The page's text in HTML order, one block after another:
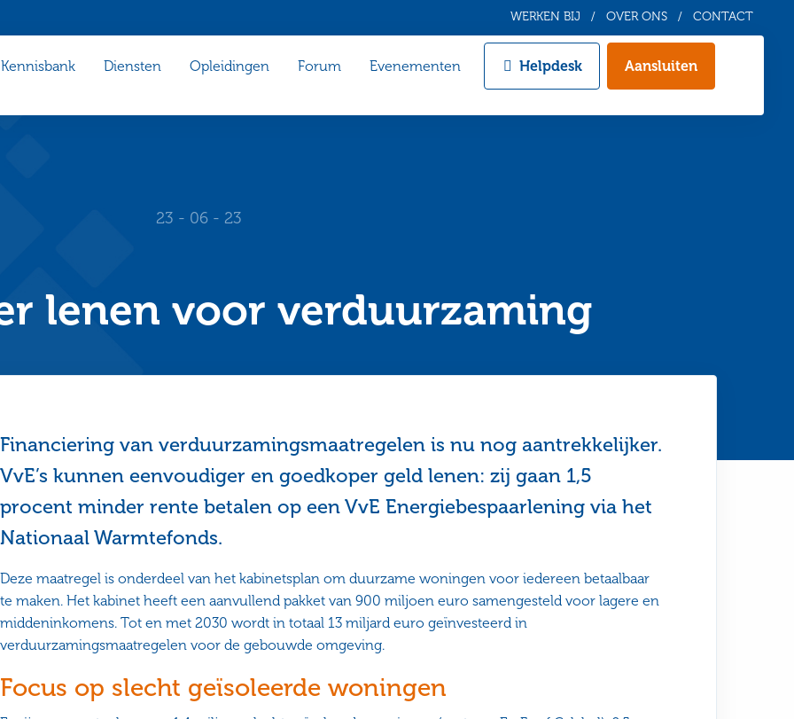
Kennisbank Diensten Opleidingen Forum Evenementen Helpdesk Aansluiten
WERKEN BIJ OVER ONS CONTACT
23 - 06 - 23
lenen voor verduurzaming
Financiering van verduurzamingsmaatregelen is nu nog aantrekkelijker.
VvE’s kunnen eenvoudiger en goedkoper geld lenen: zij gaan 1,5
procent minder rente betalen op een VvE Energiebespaarlening via het
Nationaal Warmtefonds.
Deze maatregel is onderdeel van het kabinetsplan om duurzame woningen voor iedereen betaalbaar
te maken. Het kabinet heeft een aanvullend pakket van 900 miljoen euro samengesteld voor lagere en
middeninkomens. Tot en met 2030 wordt in totaal 13 miljard euro geïnvesteerd in
verduurzamingsmaatregelen voor de gebouwde omgeving.
Focus op slecht geïsoleerde woningen